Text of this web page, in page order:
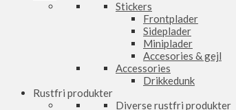
Stickers
Frontplader
Sideplader
Miniplader
Accesories & gejl
Accessories
Drikkedunk
Rustfri produkter
Diverse rustfri produkter